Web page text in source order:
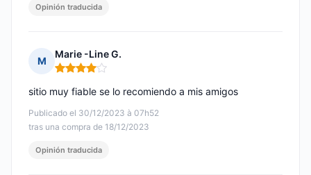
Opinión traducida
M
Marie -Line G.
Nota: 4 de 5
Publicado el 30/12/2023 à 07h52
tras una compra de 18/12/2023
sitio muy fiable se lo recomiendo a mis amigos
Opinión traducida